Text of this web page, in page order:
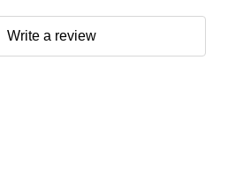
Write a review